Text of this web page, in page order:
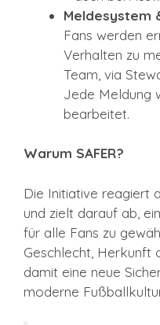
Meldesystem
Fans werden
Verhalten zu
Team, via
Jede Meldung
bearbeitet.
Warum SAFER?
Die Initiative reagiert
und zielt darauf ab,
für alle Fans zu
Geschlecht, Herkunft
damit eine neue
moderne